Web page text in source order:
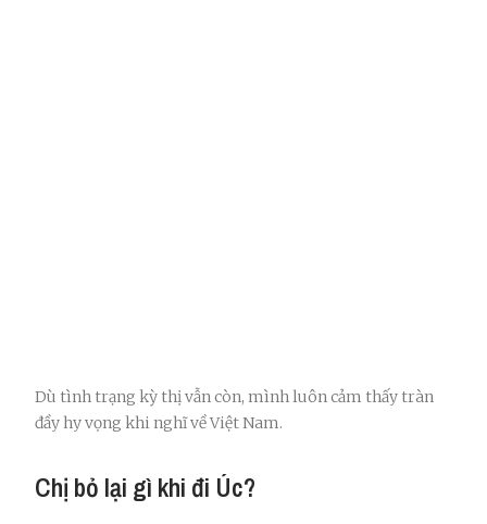
Dù tình trạng kỳ thị vẫn còn, mình luôn cảm thấy tràn
đầy hy vọng khi nghĩ về Việt Nam.
Chị bỏ lại gì khi đi Úc?